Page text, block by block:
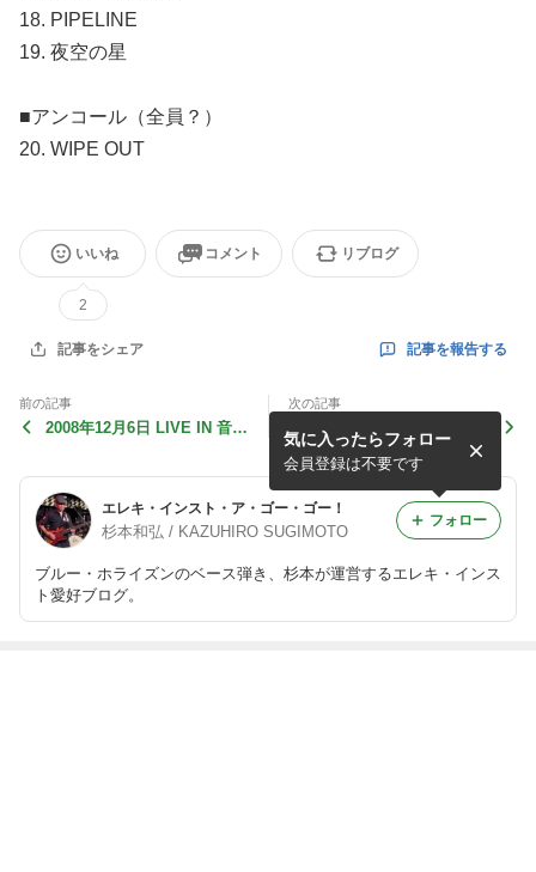
18. PIPELINE
19. 夜空の星
■アンコール（全員？）
20. WIPE OUT
いいね
2
コメント リブログ
記事をシェア 記事を報告する
前の記事
2008年12月6日 LIVE IN 音小
次の記事
ブルー・ホライズン結成15
周年記念『Groovin’ Night V
ol.6』
エレキ・インスト・ア・ゴー・ゴー！
杉本和弘 / KAZUHIRO SUGIMOTO
ブルー・ホライズンのベース弾き、杉本が運営するエレキ・インス
ト愛好ブログ。
気に入ったらフォロー
会員登録は不要です
フォロー